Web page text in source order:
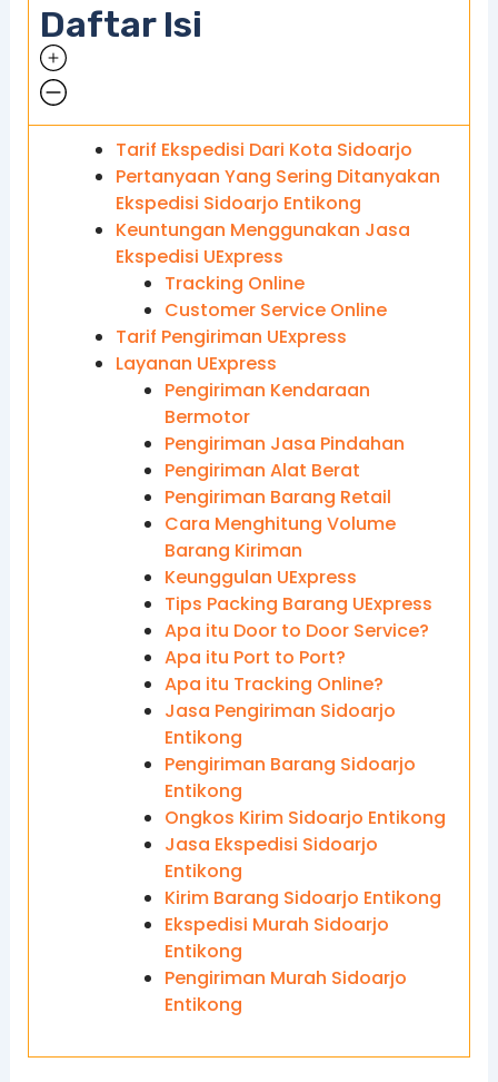
Daftar Isi
Tarif Ekspedisi Dari Kota Sidoarjo
Pertanyaan Yang Sering Ditanyakan
Ekspedisi Sidoarjo Entikong
Keuntungan Menggunakan Jasa
Ekspedisi UExpress
Tracking Online
Customer Service Online
Tarif Pengiriman UExpress
Layanan UExpress
Pengiriman Kendaraan
Bermotor
Pengiriman Jasa Pindahan
Pengiriman Alat Berat
Pengiriman Barang Retail
Cara Menghitung Volume
Barang Kiriman
Keunggulan UExpress
Tips Packing Barang UExpress
Apa itu Door to Door Service?
Apa itu Port to Port?
Apa itu Tracking Online?
Jasa Pengiriman Sidoarjo
Entikong
Pengiriman Barang Sidoarjo
Entikong
Ongkos Kirim Sidoarjo Entikong
Jasa Ekspedisi Sidoarjo
Entikong
Kirim Barang Sidoarjo Entikong
Ekspedisi Murah Sidoarjo
Entikong
Pengiriman Murah Sidoarjo
Entikong